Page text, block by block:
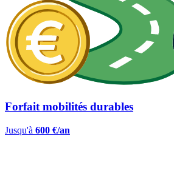
Forfait mobilités durables
Jusqu'à 600 €/an